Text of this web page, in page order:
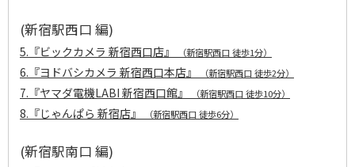
(新宿駅西口 編)
5. 『ビックカメラ 新宿西口店』 （新宿駅西口 徒歩1分）
6.『ヨドバシカメラ 新宿西口本店』 （新宿駅西口 徒歩2分）
7.『ヤマダ電機LABI 新宿西口館』 （新宿駅西口 徒歩10分）
8.『じゃんぱら 新宿店』 （新宿駅西口 徒歩6分）
(新宿駅南口 編)